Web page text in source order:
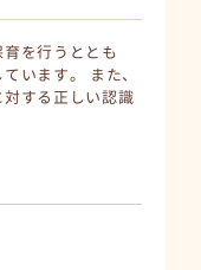
を行うととも
います。 また、
する正しい認識